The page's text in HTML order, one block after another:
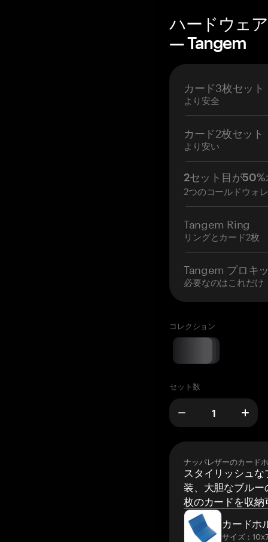
ハードウェ
— Tangem
カード3枚セット
より安全
カード2枚セット
より安い
2セット目が50%
2つのコールドウォ
Tangem Ring
リングとカード2枚
Tangem プロキ
必要なのはこれだけ
コレクション
セット数
ナッパレザーのカード
スタイリッシュ
装、大胆なブルー
枚のカードを収納
カードホ
サイズ：